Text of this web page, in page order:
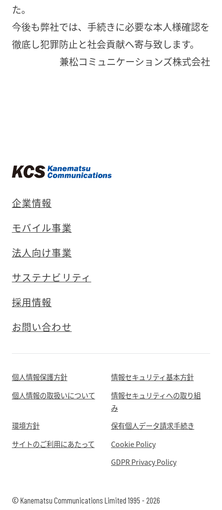
た。
今後も弊社では、手続きに必要な本人様確認を
徹底し犯罪防止と社会貢献へ寄与致します。
兼松コミュニケーションズ株式会社
企業情報
モバイル事業
法人向け事業
サステナビリティ
採用情報
お問い合わせ
個人情報保護方針
情報セキュリティ基本方針
個人情報の取扱いについて
情報セキュリティへの取り組
み
環境方針
保有個人データ請求手続き
サイトのご利用にあたって
Cookie Policy
GDPR Privacy Policy
© Kanematsu Communications Limited 1995 - 2026